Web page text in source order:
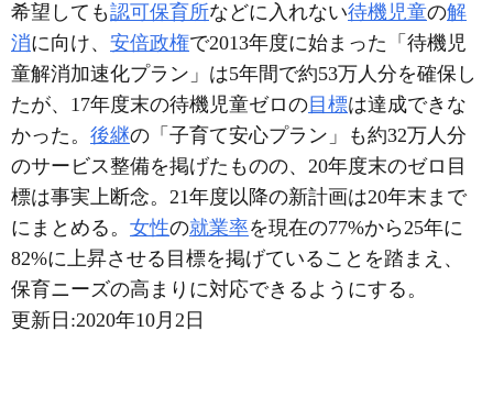
希望しても認可保育所などに入れない待機児童の解
消に向け、 安倍政権で2013年度に始まった「待機児
童解消加速化プラン」は5年間で約53万人分を確保し
たが、17年度末の待機児童ゼロの目標は達成できな
かった。 後継の「子育て安心プラン」も約32万人分
のサービス整備を掲げたものの、20年度末のゼロ目
標は事実上断念。21年度以降の新計画は20年末まで
にまとめる。 女性の就業率を現在の77%から25年に
82%に上昇させる目標を掲げていることを踏まえ、
保育ニーズの高まりに対応できるようにする。
更新日:2020年10月2日